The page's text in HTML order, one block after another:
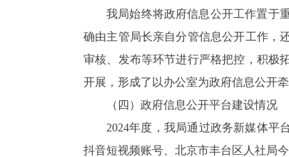
我局始终将政府信息公开工作置于
确由主管局长亲自分管信息公开工作，
审核、发布等环节进行严格把控，积极
开展，形成了以办公室为政府信息公开
（四）政府信息公开平台建设情况
2024年度，我局通过政务新媒体平
抖音短视频账号、北京市丰台区人社局